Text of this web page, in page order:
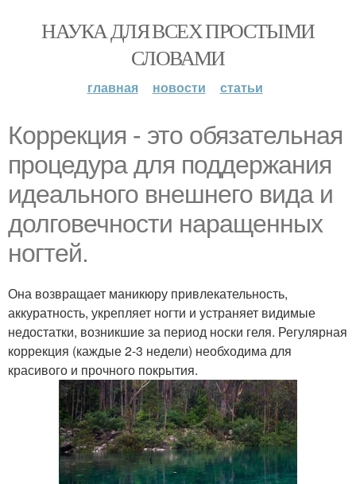
НАУКА ДЛЯ ВСЕХ ПРОСТЫМИ
СЛОВАМИ
главная новости статьи
Коррекция - это обязательная
процедура для поддержания
идеального внешнего вида и
долговечности наращенных
ногтей.
Она возвращает маникюру привлекательность,
аккуратность, укрепляет ногти и устраняет видимые
недостатки, возникшие за период носки геля. Регулярная
коррекция (каждые 2-3 недели) необходима для
красивого и прочного покрытия.